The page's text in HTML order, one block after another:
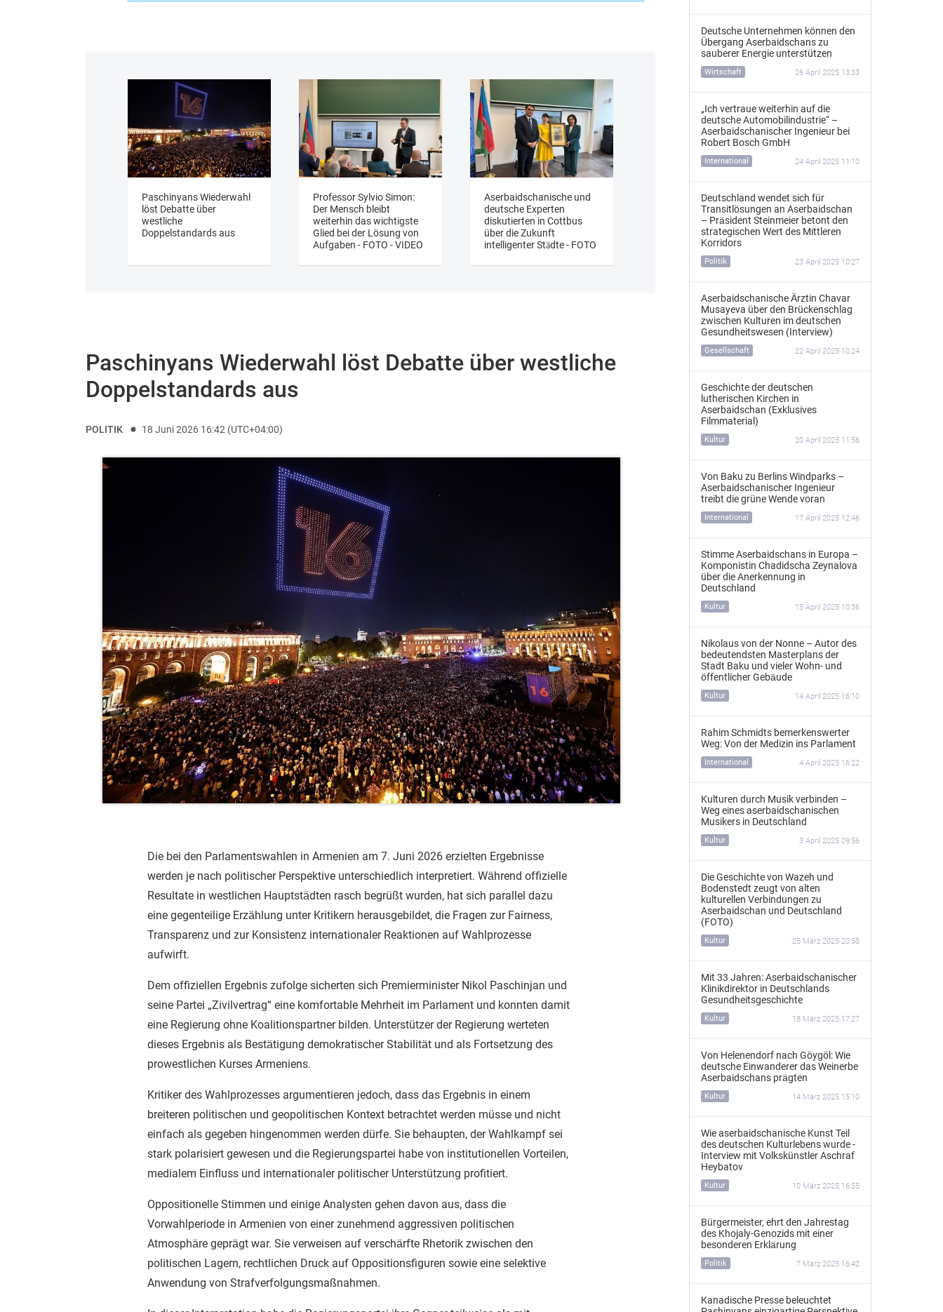
Paschinyans Wiederwahl
löst Debatte über
westliche
Doppelstandards aus
Professor Sylvio Simon:
Der Mensch bleibt
weiterhin das wichtigste
Glied bei der Lösung von
Aufgaben - FOTO - VIDEO
Aserbaidschanische und
deutsche Experten
diskutierten in Cottbus
über die Zukunft
intelligenter Städte - FOTO
Paschinyans Wiederwahl löst Debatte über westliche
Doppelstandards aus
POLITIK 18 Juni 2026 16:42 (UTC+04:00)
Die bei den Parlamentswahlen in Armenien am 7. Juni 2026 erzielten Ergebnisse
werden je nach politischer Perspektive unterschiedlich interpretiert. Während offizielle
Resultate in westlichen Hauptstädten rasch begrüßt wurden, hat sich parallel dazu
eine gegenteilige Erzählung unter Kritikern herausgebildet, die Fragen zur Fairness,
Transparenz und zur Konsistenz internationaler Reaktionen auf Wahlprozesse
aufwirft.
Dem offiziellen Ergebnis zufolge sicherten sich Premierminister Nikol Paschinjan und
seine Partei „Zivilvertrag“ eine komfortable Mehrheit im Parlament und konnten damit
eine Regierung ohne Koalitionspartner bilden. Unterstützer der Regierung werteten
dieses Ergebnis als Bestätigung demokratischer Stabilität und als Fortsetzung des
prowestlichen Kurses Armeniens.
Kritiker des Wahlprozesses argumentieren jedoch, dass das Ergebnis in einem
breiteren politischen und geopolitischen Kontext betrachtet werden müsse und nicht
einfach als gegeben hingenommen werden dürfe. Sie behaupten, der Wahlkampf sei
stark polarisiert gewesen und die Regierungspartei habe von institutionellen Vorteilen,
medialem Einfluss und internationaler politischer Unterstützung profitiert.
Oppositionelle Stimmen und einige Analysten gehen davon aus, dass die
Vorwahlperiode in Armenien von einer zunehmend aggressiven politischen
Atmosphäre geprägt war. Sie verweisen auf verschärfte Rhetorik zwischen den
politischen Lagern, rechtlichen Druck auf Oppositionsfiguren sowie eine selektive
Anwendung von Strafverfolgungsmaßnahmen.
Deutsche Unternehmen können den
Übergang Aserbaidschans zu
sauberer Energie unterstützen
Wirtschaft 26 April 2025 13:33
„Ich vertraue weiterhin auf die
deutsche Automobilindustrie“ –
Aserbaidschanischer Ingenieur bei
Robert Bosch GmbH
International 24 April 2025 11:10
Deutschland wendet sich für
Transitlösungen an Aserbaidschan
– Präsident Steinmeier betont den
strategischen Wert des Mittleren
Korridors
Politik 23 April 2025 10:27
Aserbaidschanische Ärztin Chavar
Musayeva über den Brückenschlag
zwischen Kulturen im deutschen
Gesundheitswesen (Interview)
Gesellschaft 22 April 2025 10:24
Geschichte der deutschen
lutherischen Kirchen in
Aserbaidschan (Exklusives
Filmmaterial)
Kultur 20 April 2025 11:56
Von Baku zu Berlins Windparks –
Aserbaidschanischer Ingenieur
treibt die grüne Wende voran
International 17 April 2025 12:46
Stimme Aserbaidschans in Europa –
Komponistin Chadidscha Zeynalova
über die Anerkennung in
Deutschland
Kultur 15 April 2025 10:36
Nikolaus von der Nonne – Autor des
bedeutendsten Masterplans der
Stadt Baku und vieler Wohn- und
öffentlicher Gebäude
Kultur 14 April 2025 16:10
Rahim Schmidts bemerkenswerter
Weg: Von der Medizin ins Parlament
International 4 April 2025 16:22
Kulturen durch Musik verbinden –
Weg eines aserbaidschanischen
Musikers in Deutschland
Kultur 3 April 2025 09:56
Die Geschichte von Wazeh und
Bodenstedt zeugt von alten
kulturellen Verbindungen zu
Aserbaidschan und Deutschland
(FOTO)
Kultur 25 März 2025 20:58
Mit 33 Jahren: Aserbaidschanischer
Klinikdirektor in Deutschlands
Gesundheitsgeschichte
Kultur 18 März 2025 17:27
Von Helenendorf nach Göygöl: Wie
deutsche Einwanderer das Weinerbe
Aserbaidschans prägten
Kultur 14 März 2025 15:10
Wie aserbaidschanische Kunst Teil
des deutschen Kulturlebens wurde -
Interview mit Volkskünstler Aschraf
Heybatov
Kultur 10 März 2025 16:55
Bürgermeister, ehrt den Jahrestag
des Khojaly-Genozids mit einer
besonderen Erklärung
Politik 7 März 2025 16:42
Kanadische Presse beleuchtet